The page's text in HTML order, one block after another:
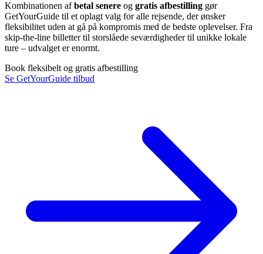
Kombinationen afbetal senere og gratis afbestilling gør
GetYourGuide til et oplagt valg for alle rejsende, der ønsker
fleksibilitet uden at gå på kompromis med de bedste oplevelser. Fra
skip-the-line billetter til storslåede seværdigheder til unikke lokale
ture – udvalget er enormt.
Book fleksibelt og gratis afbestilling
Se GetYourGuide tilbud